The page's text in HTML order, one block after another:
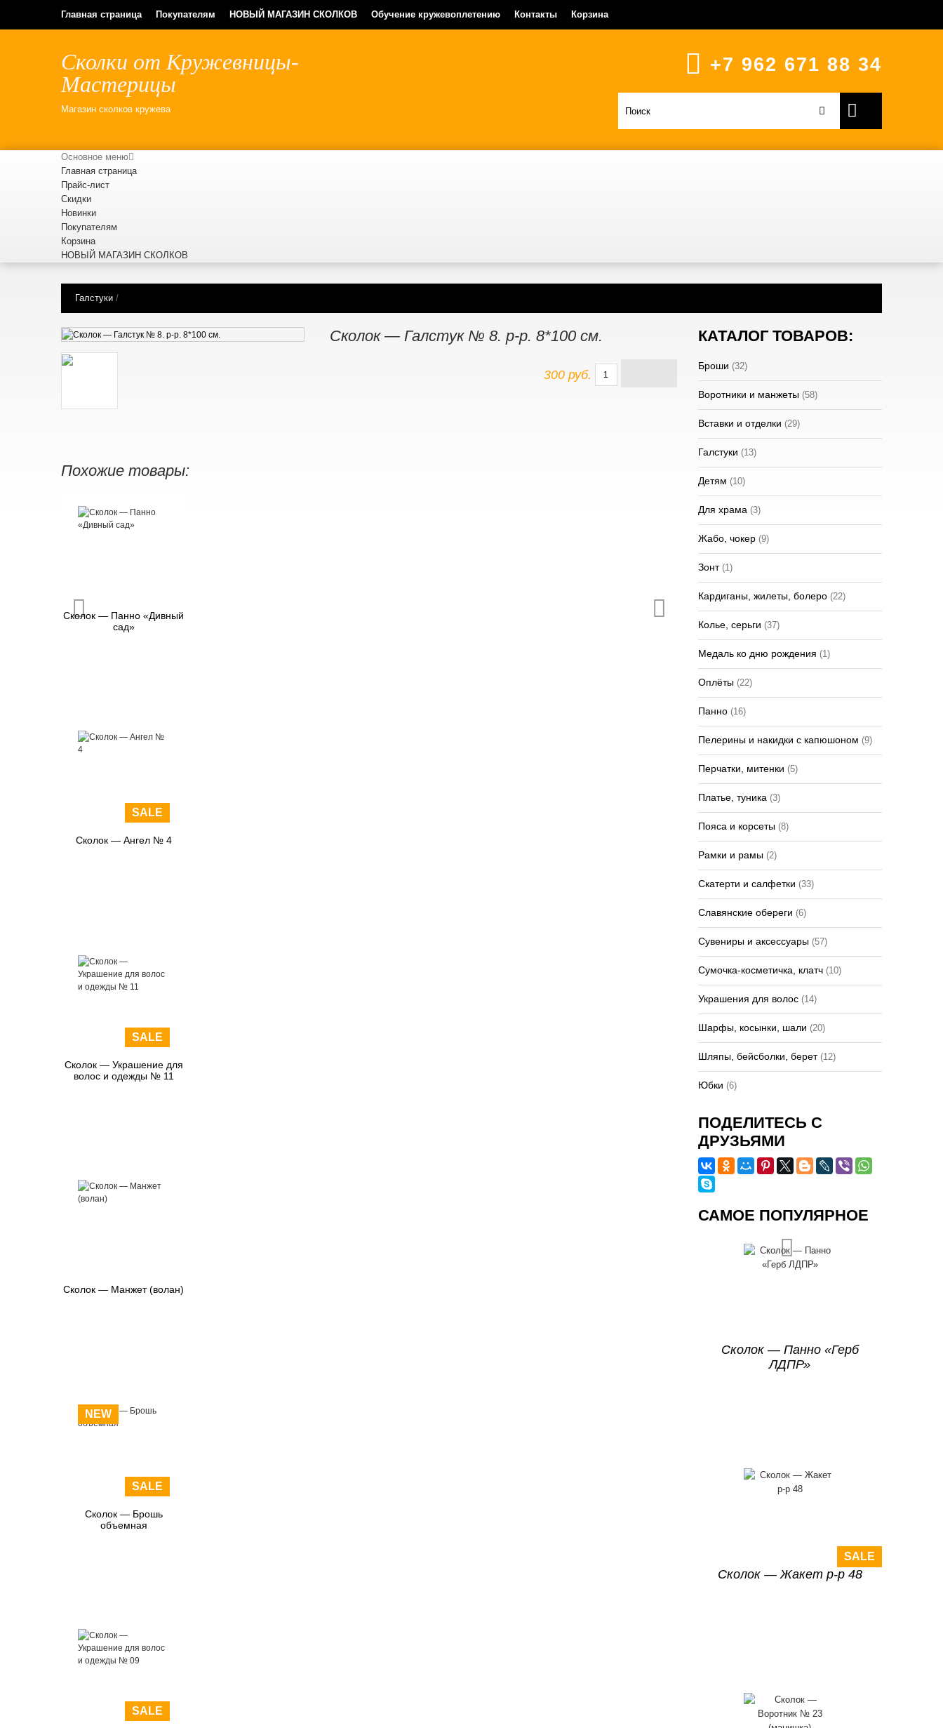
Главная страница Покупателям НОВЫЙ МАГАЗИН СКОЛКОВ Обучение кружевоплетению Контакты Корзина
Сколки от Кружевницы-
Мастерицы
Магазин сколков кружева
+7 962 671 88 34
Основное меню
Главная страница
Прайс-лист
Скидки
Новинки
Покупателям
Корзина
НОВЫЙ МАГАЗИН СКОЛКОВ
Галстуки /
Сколок — Галстук № 8. р-р. 8*100 см.
300 руб.
Похожие товары:
Сколок — Панно «Дивный
сад»
SALE
Сколок — Ангел № 4
SALE
Сколок — Украшение для
волос и одежды № 11
Сколок — Манжет (волан)
NEW
SALE
Сколок — Брошь
объемная
SALE
КАТАЛОГ ТОВАРОВ:
Броши (32)
Воротники и манжеты(58)
Вставки и отделки (29)
Галстуки (13)
Детям (10)
Для храма(3)
Жабо, чокер(9)
Зонт(1)
Кардиганы, жилеты, болеро(22)
Колье, серьги (37)
Медаль ко дню рождения (1)
Оплёты(22)
Панно(16)
Пелерины и накидки с капюшоном (9)
Перчатки, митенки (5)
Платье, туника(3)
Пояса и корсеты(8)
Рамки и рамы(2)
Скатерти и салфетки (33)
Славянские обереги (6)
Сувениры и аксессуары(57)
Сумочка-косметичка, клатч(10)
Украшения для волос(14)
Шарфы, косынки, шали (20)
Шляпы, бейсболки, берет(12)
Юбки (6)
ПОДЕЛИТЕСЬ С
ДРУЗЬЯМИ
САМОЕ ПОПУЛЯРНОЕ
Сколок — Панно «Герб
ЛДПР»
SALE
Сколок — Жакет р-р 48